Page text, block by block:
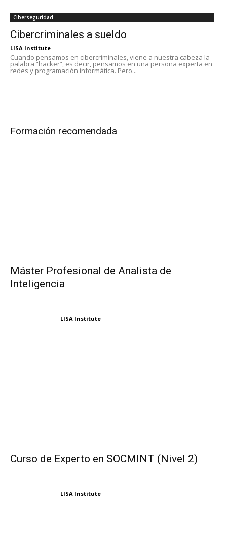
Ciberseguridad
Cibercriminales a sueldo
LISA Institute
Cuando pensamos en cibercriminales, viene a nuestra cabeza la
palabra “hacker”, es decir, pensamos en una persona experta en
redes y programación informática. Pero...
Formación recomendada
Máster Profesional de Analista de
Inteligencia
LISA Institute
Curso de Experto en SOCMINT (Nivel 2)
LISA Institute